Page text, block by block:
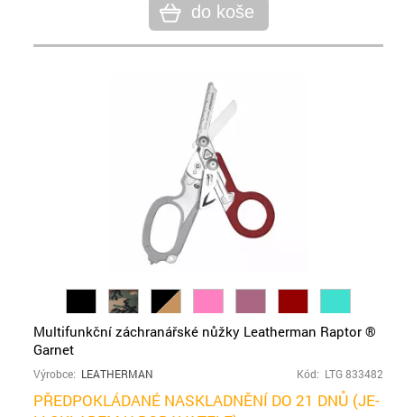
do koše
Multifunkční záchranářské nůžky Leatherman Raptor ®
Garnet
Výrobce: LEATHERMAN Kód: LTG 833482
PŘEDPOKLÁDANÉ NASKLADNĚNÍ DO 21 DNŮ (JE-